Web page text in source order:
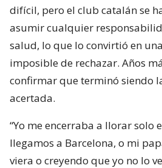
difícil, pero el club catalán se
asumir cualquier
salud, lo que lo convirtió en
imposible de rechazar. Años
confirmar que terminó siendo
acertada.
“Yo me encerraba a llorar solo
llegamos a Barcelona, o mi
viera o creyendo que yo no lo